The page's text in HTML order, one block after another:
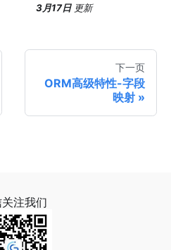
3月17日 更新
下一页
ORM高级特性-字段
映射
注我们